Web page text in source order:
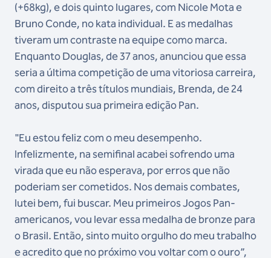
(+68kg), e dois quinto lugares, com Nicole Mota e
Bruno Conde, no kata individual. E as medalhas
tiveram um contraste na equipe como marca.
Enquanto Douglas, de 37 anos, anunciou que essa
seria a última competição de uma vitoriosa carreira,
com direito a três títulos mundiais, Brenda, de 24
anos, disputou sua primeira edição Pan.
"Eu estou feliz com o meu desempenho.
Infelizmente, na semifinal acabei sofrendo uma
virada que eu não esperava, por erros que não
poderiam ser cometidos. Nos demais combates,
lutei bem, fui buscar. Meu primeiros Jogos Pan-
americanos, vou levar essa medalha de bronze para
o Brasil. Então, sinto muito orgulho do meu trabalho
e acredito que no próximo vou voltar com o ouro”,